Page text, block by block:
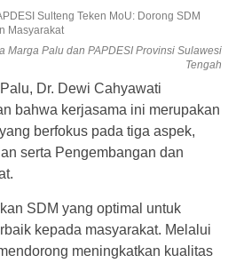
Marga Palu dan PAPDESI Provinsi Sulawesi
Tengah
Dr. Dewi Cahyawati
bahwa kerjasama ini merupakan
berfokus pada tiga aspek,
serta Pengembangan dan
SDM yang optimal untuk
kepada masyarakat. Melalui
meningkatkan kualitas